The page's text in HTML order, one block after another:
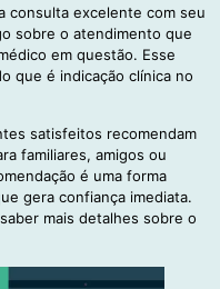
consulta excelente com seu
sobre o atendimento que
em questão. Esse
que é indicação clínica no
satisfeitos recomendam
familiares, amigos ou
é uma forma
gera confiança imediata.
mais detalhes sobre o